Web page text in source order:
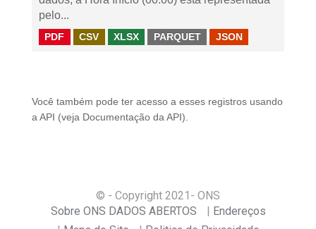
pelo...
PDF CSV XLSX PARQUET JSON
Você também pode ter acesso a esses registros usando
a API (veja Documentação da API ).
© - Copyright 2021 - ONS
Sobre ONS DADOS ABERTOS
Endereços